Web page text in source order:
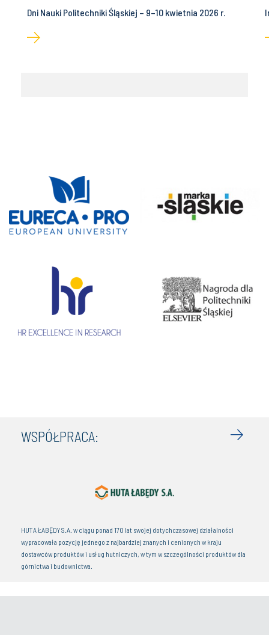
Dni Nauki Politechniki Śląskiej – 9–10 kwietnia 2026 r.
WSPÓŁPRACA:
HUTA ŁABĘDY S.A. w ciągu ponad 170 lat swojej dotychczasowej działalności
wypracowała pozycję jednego z najbardziej znanych i cenionych w kraju
dostawców produktów i usług hutniczych, w tym w szczególności produktów dla
górnictwa i budownictwa.